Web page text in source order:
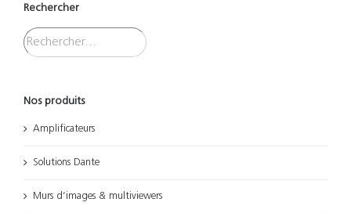
Rechercher
Nos produits
Amplificateurs
Solutions Dante
Murs d’images & multiviewers